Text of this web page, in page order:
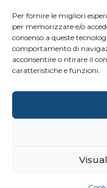
Per fornire le migliori
per memorizzare e/o
consenso a queste
comportamento di
acconsentire o ritirare il
caratteristiche e funzioni.
Lo
Donato